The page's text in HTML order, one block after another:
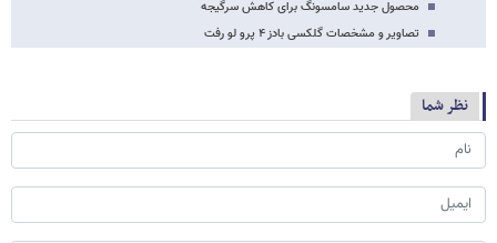
محصول جدید سامسونگ برای کاهش سرگیجه
تصاویر و مشخصات گلکسی بادز ۴ پرو لو رفت
نظر شما